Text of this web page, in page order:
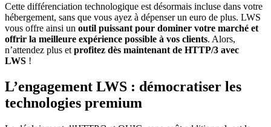
Cette différenciation technologique est désormais incluse dans votre
hébergement, sans que vous ayez à dépenser un euro de plus. LWS
vous offre ainsi un outil puissant pour dominer votre marché et
offrir la meilleure expérience possible à vos clients. Alors,
n’attendez plus et profitez dès maintenant de HTTP/3 avec
LWS !
L’engagement LWS : démocratiser les
technologies premium